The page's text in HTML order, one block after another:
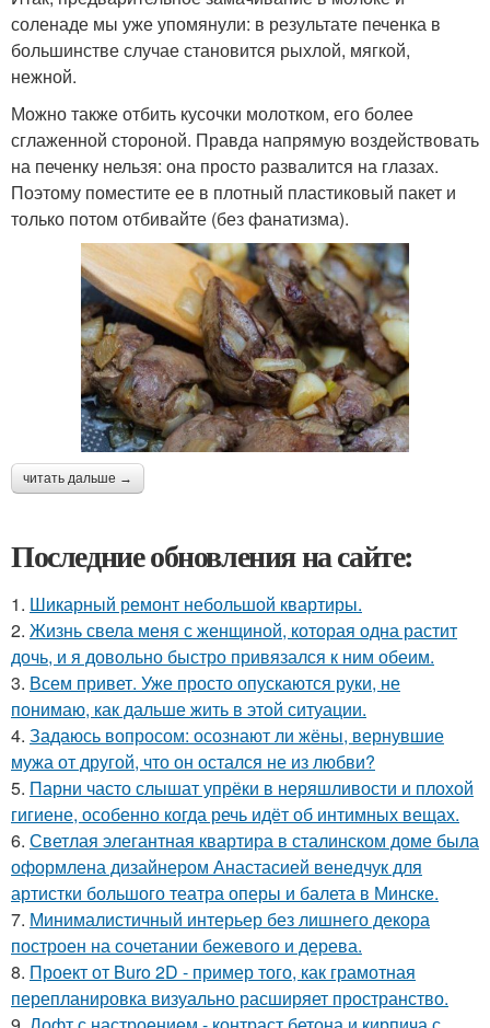
соленаде мы уже упомянули: в результате печенка в
большинстве случае становится рыхлой, мягкой,
нежной.
Можно также отбить кусочки молотком, его более
сглаженной стороной. Правда напрямую воздействовать
на печенку нельзя: она просто развалится на глазах.
Поэтому поместите ее в плотный пластиковый пакет и
только потом отбивайте (без фанатизма).
читать дальше →
Последние обновления на сайте:
1. Шикарный ремонт небольшой квартиры.
2. Жизнь свела меня с женщиной, которая одна растит
дочь, и я довольно быстро привязался к ним обеим.
3. Всем привет. Уже просто опускаются руки, не
понимаю, как дальше жить в этой ситуации.
4. Задаюсь вопросом: осознают ли жёны, вернувшие
мужа от другой, что он остался не из любви?
5. Парни часто слышат упрёки в неряшливости и плохой
гигиене, особенно когда речь идёт об интимных вещах.
6. Светлая элегантная квартира в сталинском доме была
оформлена дизайнером Анастасией венедчук для
артистки большого театра оперы и балета в Минске.
7. Минималистичный интерьер без лишнего декора
построен на сочетании бежевого и дерева.
8. Проект от Buro 2D - пример того, как грамотная
перепланировка визуально расширяет пространство.